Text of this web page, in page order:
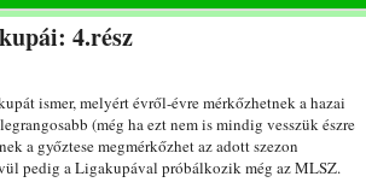
4.rész
ismer, melyért évről-évre mérkőzhetnek a hazai
(még ha ezt nem is mindig vesszük észre
a győztese megmérkőzhet az adott szezon
pedig a Ligakupával próbálkozik még az MLSZ.